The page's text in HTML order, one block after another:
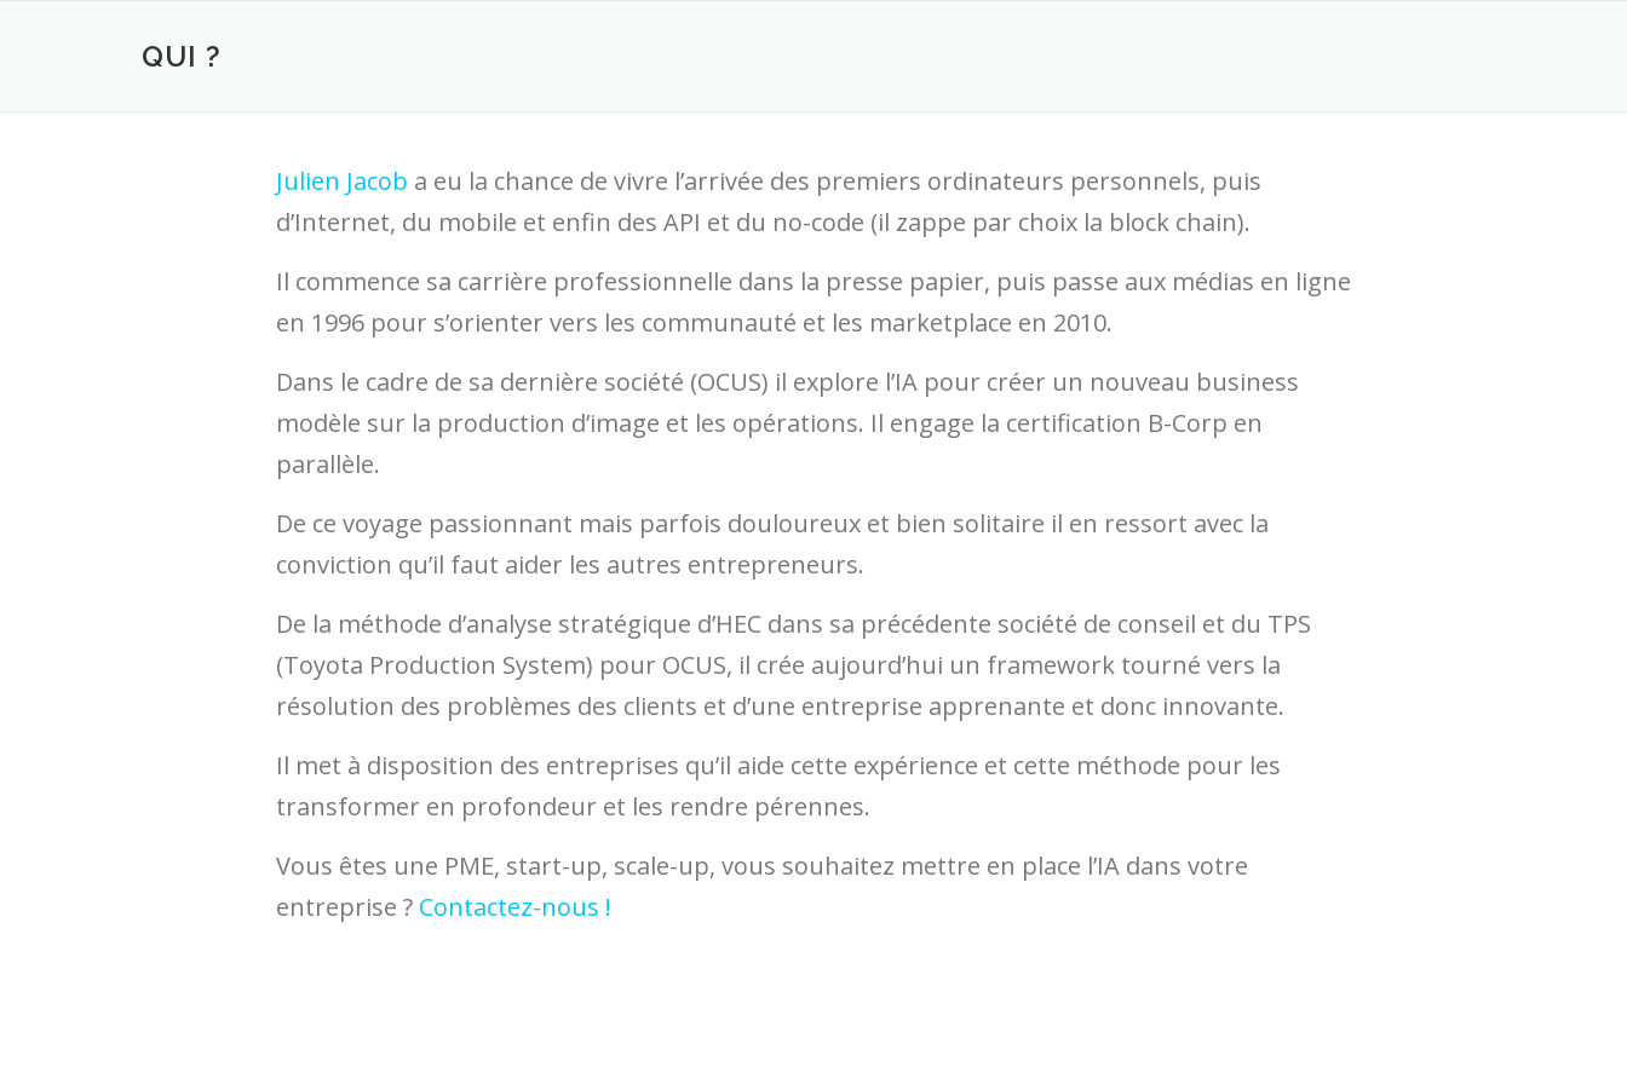
QUI ?
Julien Jacob a eu la chance de vivre l’arrivée des premiers ordinateurs personnels, puis
d’Internet, du mobile et enfin des API et du no-code (il zappe par choix la block chain).
Il commence sa carrière professionnelle dans la presse papier, puis passe aux médias en ligne
en 1996 pour s’orienter vers les communauté et les marketplace en 2010.
Dans le cadre de sa dernière société (OCUS) il explore l’IA pour créer un nouveau business
modèle sur la production d’image et les opérations. Il engage la certification B-Corp en
parallèle.
De ce voyage passionnant mais parfois douloureux et bien solitaire il en ressort avec la
conviction qu’il faut aider les autres entrepreneurs.
De la méthode d’analyse stratégique d’HEC dans sa précédente société de conseil et du TPS
(Toyota Production System) pour OCUS, il crée aujourd’hui un framework tourné vers la
résolution des problèmes des clients et d’une entreprise apprenante et donc innovante.
Il met à disposition des entreprises qu’il aide cette expérience et cette méthode pour les
transformer en profondeur et les rendre pérennes.
Vous êtes une PME, start-up, scale-up, vous souhaitez mettre en place l’IA dans votre
entreprise ? Contactez-nous !